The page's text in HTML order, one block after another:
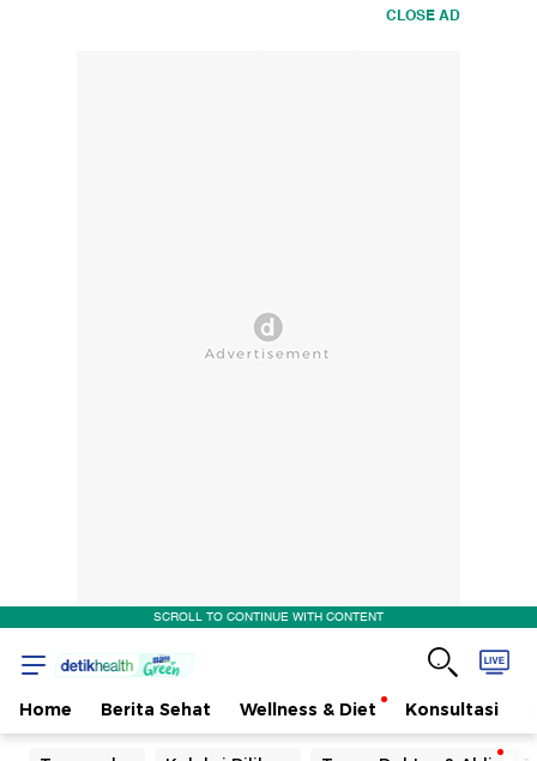
CLOSE AD
SCROLL TO CONTINUE WITH CONTENT
Home Berita Sehat Wellness & Diet Konsultasi